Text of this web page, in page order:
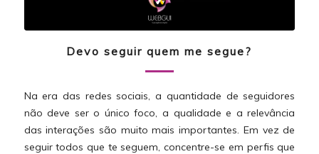
Devo seguir quem me segue?
Na era das redes sociais, a quantidade de seguidores
não deve ser o único foco, a qualidade e a relevância
das interações são muito mais importantes. Em vez de
seguir todos que te seguem, concentre-se em perfis que